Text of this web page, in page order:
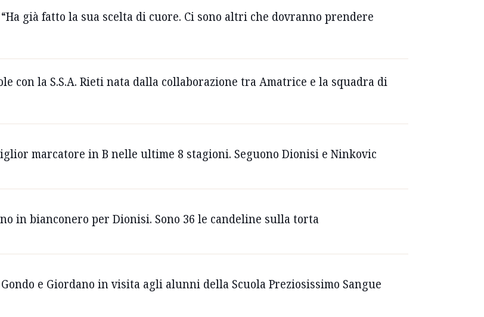
già fatto la sua scelta di cuore. Ci sono altri che dovranno prendere
con la S.S.A. Rieti nata dalla collaborazione tra Amatrice e la squadra di
marcatore in B nelle ultime 8 stagioni. Seguono Dionisi e Ninkovic
in bianconero per Dionisi. Sono 36 le candeline sulla torta
e Giordano in visita agli alunni della Scuola Preziosissimo Sangue